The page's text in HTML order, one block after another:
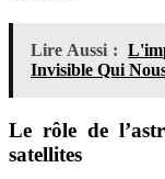
Lire Aussi :
Invisible Qui
Le rôle de
satellites